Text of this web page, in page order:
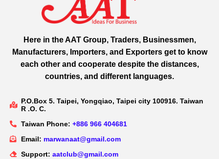
Here in the AAT Group, Traders, Businessmen,
Manufacturers, Importers, and Exporters get to know
each other and cooperate despite the distances,
countries, and different languages.
P.O.Box 5. Taipei, Yongqiao, Taipei city 100916. Taiwan
R .O. C.
Taiwan Phone: +886 966 404681
Email: marwanaat@gmail.com
Support: aatclub@gmail.com